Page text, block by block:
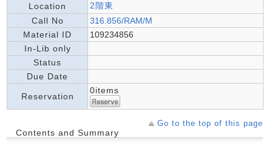
Location
2階東
Call No
316.856/RAM/M
Material ID
109234856
In-Lib only
Status
Due Date
Reservation
0items
Go to the top of this page
Contents and Summary